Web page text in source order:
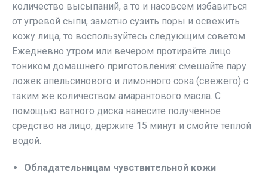
количество высыпаний, а то и насовсем избавиться
от угревой сыпи, заметно сузить поры и освежить
кожу лица, то воспользуйтесь следующим советом.
Ежедневно утром или вечером протирайте лицо
тоником домашнего приготовления: смешайте пару
ложек апельсинового и лимонного сока (свежего) с
таким же количеством амарантового масла. С
помощью ватного диска нанесите полученное
средство на лицо, держите 15 минут и смойте теплой
водой.
Обладательницам чувствительной кожи